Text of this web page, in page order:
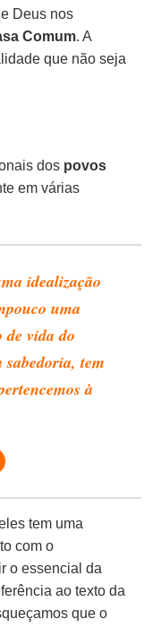
Deus nos
Comum. A
que não seja
dos povos
em várias
idealização
uma
de vida do
sabedoria, tem
à
tem uma
com o
o essencial da
ao texto da
que o